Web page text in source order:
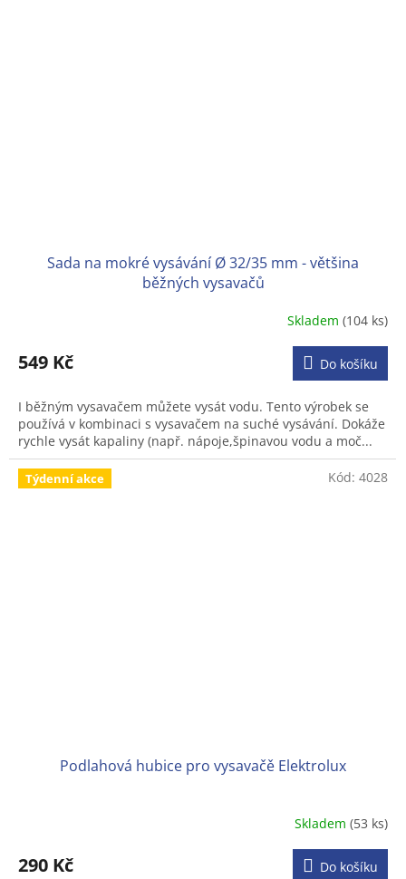
Sada na mokré vysávání Ø 32/35 mm - většina
běžných vysavačů
produktu
je
z
5
hvězdiček.
Skladem(104 ks)
549 Kč Do košíku
I běžným vysavačem můžete vysát vodu. Tento výrobek se
používá v kombinaci s vysavačem na suché vysávání. Dokáže
rychle vysát kapaliny (např. nápoje,špinavou vodu a moč...
Týdenní akce
Podlahová hubice pro vysavačě Elektrolux
Skladem (53 ks)
290 Kč Do košíku
Kód: 4028